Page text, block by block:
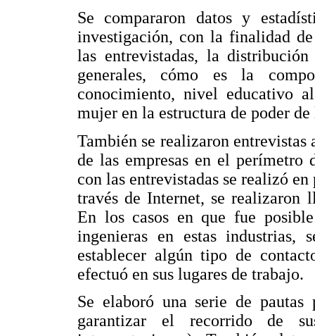
Se compararon datos y
investigación, con la finalidad
las entrevistadas, la
generales, cómo es la
conocimiento, nivel educativo
mujer en la estructura de poder
También se realizaron
de las empresas en el perímetro
con las entrevistadas se realizó
través de Internet, se realizaron
En los casos en que fue
ingenieras en estas industrias,
establecer algún tipo de
efectuó en sus lugares de trabajo.
Se elaboró una serie de
garantizar el recorrido de